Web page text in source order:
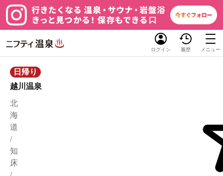
ログイン 履歴 メニュー
日帰り
越川温泉
北
海
道
/
知
床